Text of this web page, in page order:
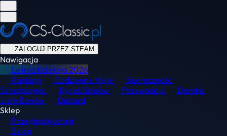
ZALOGUJ PRZEZ STEAM
Nawigacja
Letnia Kolekcja2026
Ranking
Codzienne Misje
Społeczność
Skinchanger
Rynek Skinów Przewodnik
Demka
Lista Banów
Discord
Sklep
Przeglądaj usługi
Sklep